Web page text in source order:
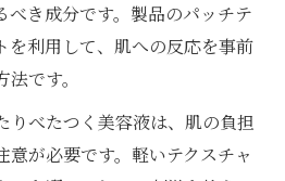
対応美容液のランキング比
べき成分です。製品のパッチテ
を利用して、肌への反応を事前
です。
りべたつく美容液は、肌の負担
意が必要です。軽いテクスチャ